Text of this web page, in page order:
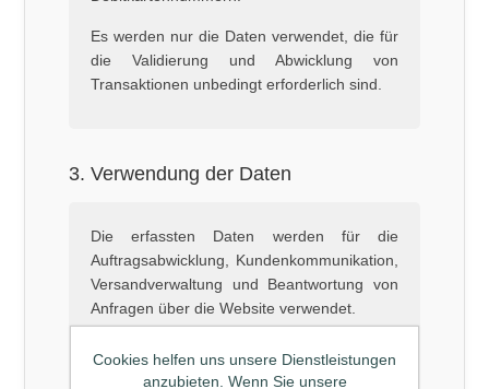
Es werden nur die Daten verwendet, die für
die Validierung und Abwicklung von
Transaktionen unbedingt erforderlich sind.
3. Verwendung der Daten
Die erfassten Daten werden für die
Auftragsabwicklung, Kundenkommunikation,
Versandverwaltung und Beantwortung von
Anfragen über die Website verwendet.
Verbesserung der Website, zur Erfüllung
Cookies helfen uns unsere Dienstleistungen
anzubieten. Wenn Sie unsere